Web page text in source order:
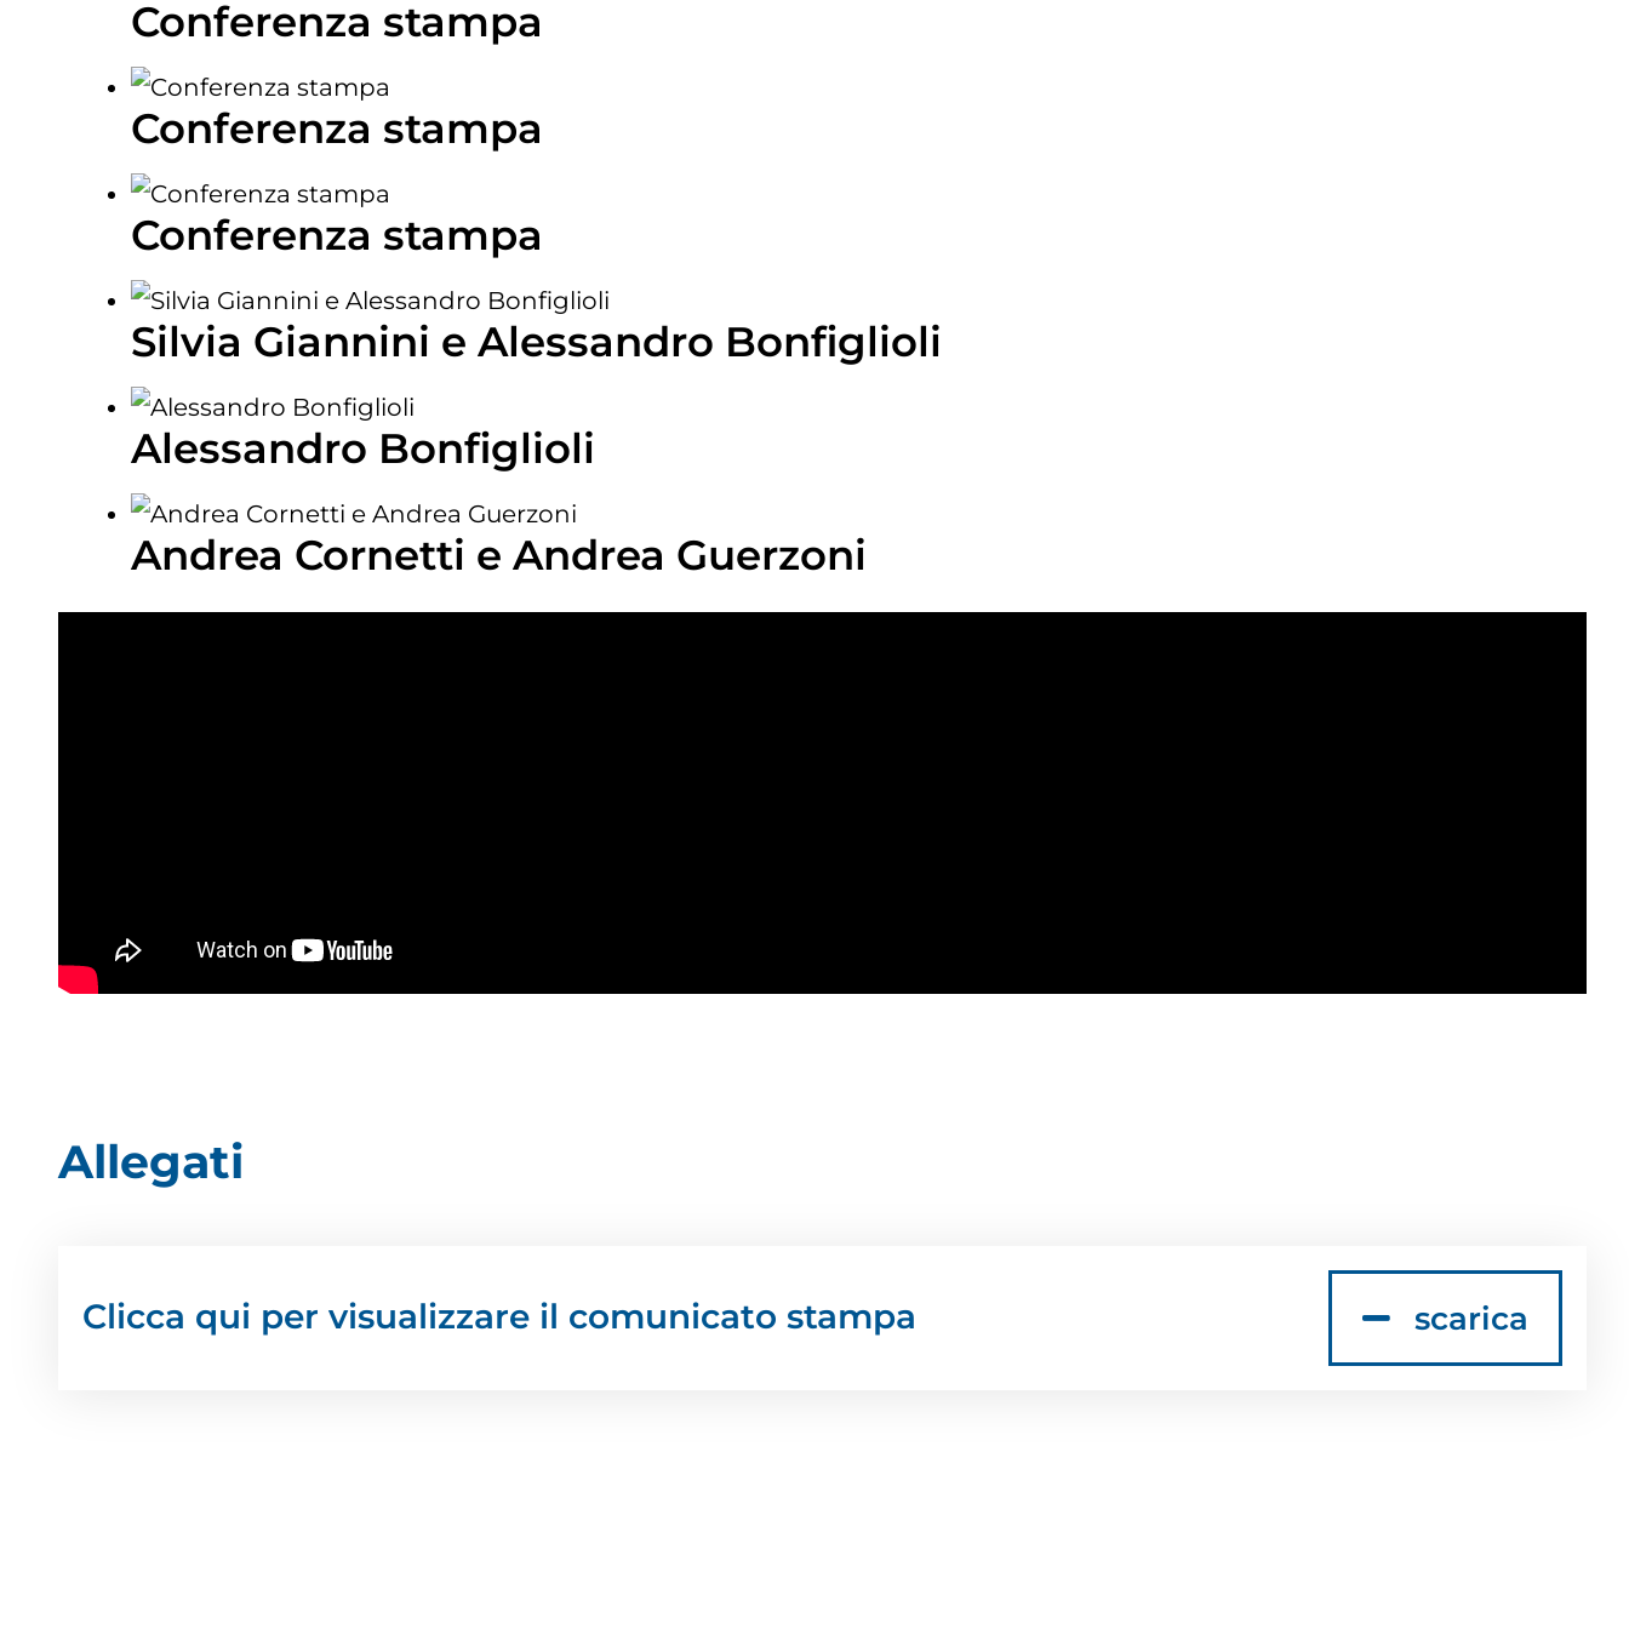
Conferenza stampa
Conferenza stampa
Conferenza stampa
Silvia Giannini e Alessandro Bonfiglioli
Alessandro Bonfiglioli
Andrea Cornetti e Andrea Guerzoni
Allegati
Clicca qui per visualizzare il comunicato stampa scarica